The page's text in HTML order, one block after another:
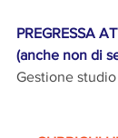
PREGRESSA
(anche non di
Gestione